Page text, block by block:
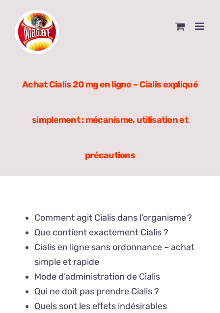
content
Achat Cialis 20 mg en ligne – Cialis expliqué
simplement : mécanisme, utilisation et
précautions
Comment agit Cialis dans l’organisme ?
Que contient exactement Cialis ?
Cialis en ligne sans ordonnance – achat
simple et rapide
Mode d’administration de Cialis
Qui ne doit pas prendre Cialis ?
Quels sont les effets indésirables